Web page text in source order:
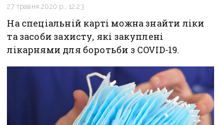
27 травня 2020 р., 12:23
На спеціальній карті можна знайти ліки
та засоби захисту, які закуплені
лікарнями для боротьби з COVID-19.